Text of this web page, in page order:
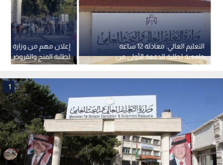
إعلان مهم من وزارة
لطلبة المنح والقروض
التعليم العالي: معادلة 12 ساعة
جامعية لطلبة الدفعة الأولى من
منجزي "خدمة العلم"
1